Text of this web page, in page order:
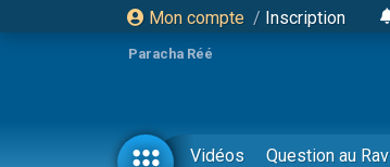
Mon compte / Inscription
Paracha Réé
Vidéos Question au Rav